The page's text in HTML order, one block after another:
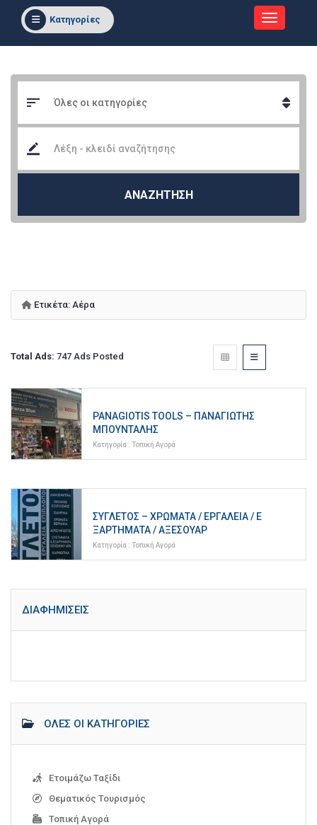
Κατηγορίες
ΑΝΑΖΗΤΗΣΗ
Ετικέτα: Αέρα
Total Ads: 747 Ads Posted
PANAGIOTIS TOOLS – ΠΑΝΑΓΙΏΤΗΣ
ΜΠΟΎΝΤΑΛΗΣ
Κατηγορία : Τοπική Αγορά
ΣΥΓΛΈΤΟΣ – ΧΡΏΜΑΤΑ / ΕΡΓΑΛΕΊΑ / Ε
ΞΑΡΤΉΜΑΤΑ / ΑΞΕΣΟΥΆΡ
Κατηγορία : Τοπική Αγορά
ΔΙΑΦΗΜΊΣΕΙΣ
ΌΛΕΣ ΟΙ ΚΑΤΗΓΟΡΊΕΣ
Ετοιμάζω Ταξίδι
Θεματικός Τουρισμός
Τοπική Αγορά